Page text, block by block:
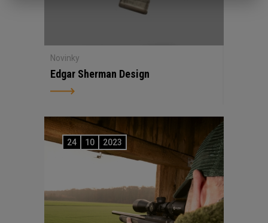
Novinky
Edgar Sherman Design
24 10 2023